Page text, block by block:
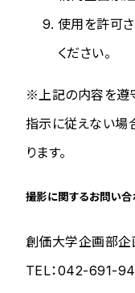
使用を許可
ください。
※上記の内容を遵
指示に従えない場
ります。
撮影に関するお問い合
創価大学企画部企
TEL：042-691-